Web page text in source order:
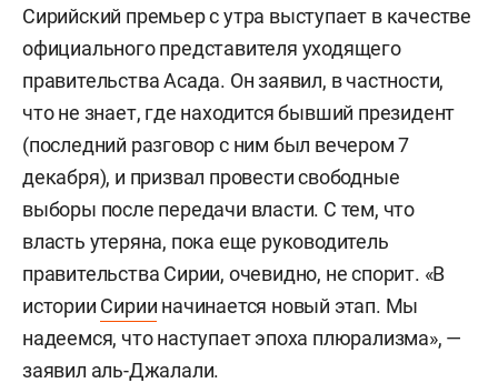
Сирийский премьер с утра выступает в качестве
официального представителя уходящего
правительства Асада. Он заявил, в частности,
что не знает, где находится бывший президент
(последний разговор с ним был вечером 7
декабря), и призвал провести свободные
выборы после передачи власти. С тем, что
власть утеряна, пока еще руководитель
правительства Сирии, очевидно, не спорит. «В
истории Сирии начинается новый этап. Мы
надеемся, что наступает эпоха плюрализма», —
заявил аль-Джалали.